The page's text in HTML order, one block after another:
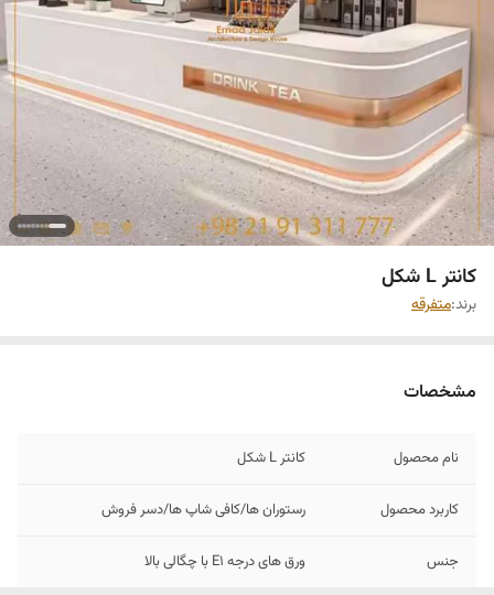
کانتر L شکل
برند:متفرقه
مشخصات
نام محصول کانتر L شکل
کاربرد محصول رستوران ها/کافی شاپ ها/دسر فروش
جنس ورق های درجه E1 با چگالی بالا